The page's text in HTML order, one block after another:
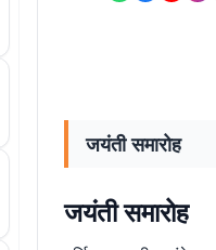
जयंती समारोह
जयंती समारोह